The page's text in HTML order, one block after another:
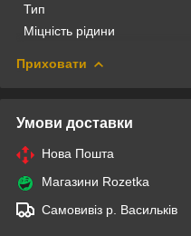
Тип
Міцність рідини
Приховати
Умови доставки
Нова Пошта
Магазини Rozetka
Самовивіз р. Васильків